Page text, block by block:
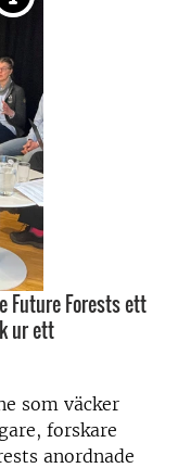
Future Forests ett
ur ett
som väcker
forskare
anordnade